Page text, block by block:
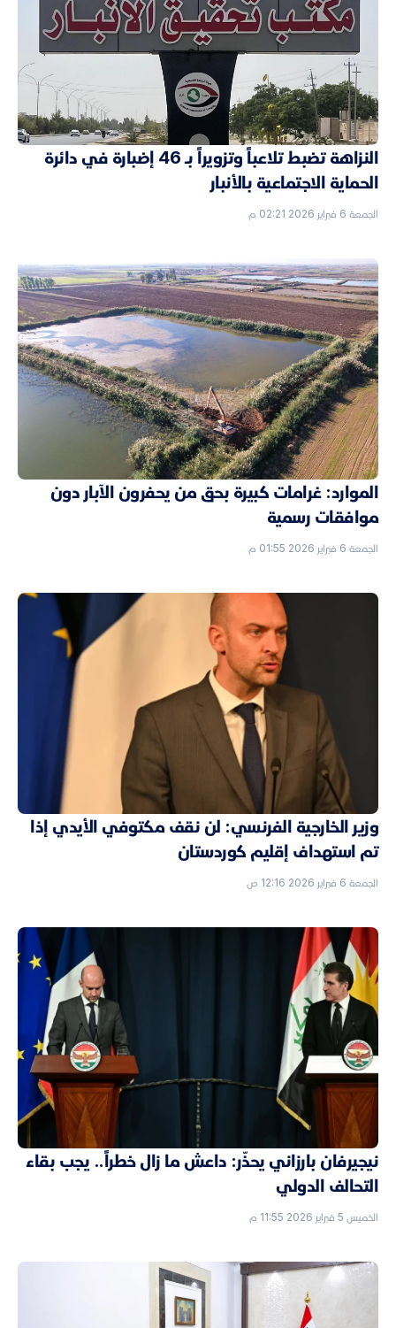
النزاهة تضبط تلاعباً وتزويراً بـ 46 إضبارة في دائرة
الحماية الاجتماعية بالأنبار
الجمعة 6 فبراير 2026 02:21 م
الموارد: غرامات كبيرة بحق من يحفرون الآبار دون
موافقات رسمية
الجمعة 6 فبراير 2026 01:55 م
وزير الخارجية الفرنسي: لن نقف مكتوفي الأيدي إذا
تم استهداف إقليم كوردستان
الجمعة 6 فبراير 2026 12:16 ص
نيجيرفان بارزاني يحذّر: داعش ما زال خطراً.. يجب بقاء
التحالف الدولي
الخميس 5 فبراير 2026 11:55 م